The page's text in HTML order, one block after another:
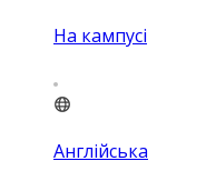
На кампусі
Англійська